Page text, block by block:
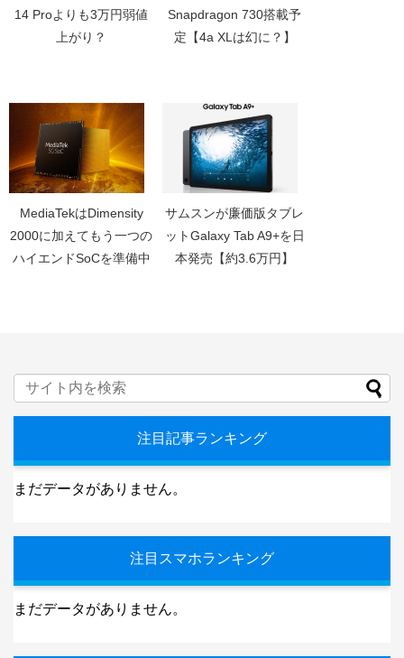
14 Proよりも3万円弱値
上がり？
Snapdragon 730搭載予
定【4a XLは幻に？】
MediaTekはDimensity
2000に加えてもう一つの
ハイエンドSoCを準備中
サムスンが廉価版タブレ
ットGalaxy Tab A9+を日
本発売【約3.6万円】
注目記事ランキング
まだデータがありません。
注目スマホランキング
まだデータがありません。